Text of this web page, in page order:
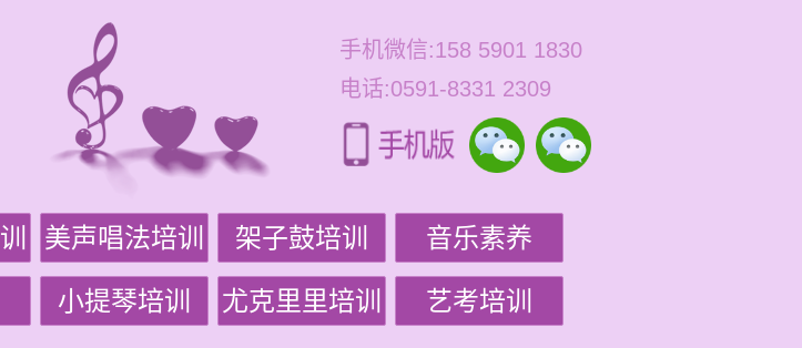
手机微信:158 5901 1830
电话:0591-8331 2309
美声唱法培训 架子鼓培训 音乐素养
小提琴培训 尤克里里培训 艺考培训